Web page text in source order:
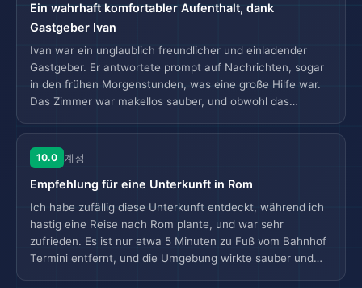
Ein wahrhaft komfortabler Aufenthalt, dank
Gastgeber Ivan
Ivan war ein unglaublich freundlicher und einladender
Gastgeber. Er antwortete prompt auf Nachrichten, sogar
in den frühen Morgenstunden, was eine große Hilfe war.
Das Zimmer war makellos sauber, und obwohl das
Gebäude hat keinen Aufzug, aber die Treppen sind breit,
und Ivan half freundlicherweise mit unserem Gepäck,
sodass es überhaupt kein Problem war. Er bereitete jeden
Morgen ein leichtes Frühstück vor und stellte es
rechtzeitig im Zimmer bereit. Außerdem füllte er täglich
unseren persönlichen Kühlschrank im gemeinsamen
Wohnbereich mit Cola, Fruchtsaft und Milch – eine
liebevolle Geste. Die Gemeinschaftsküche war gut
10.0 계정
Empfehlung für eine Unterkunft in Rom
Ich habe zufällig diese Unterkunft entdeckt, während ich
hastig eine Reise nach Rom plante, und war sehr
zufrieden. Es ist nur etwa 5 Minuten zu Fuß vom Bahnhof
Termini entfernt, und die Umgebung wirkte sauber und